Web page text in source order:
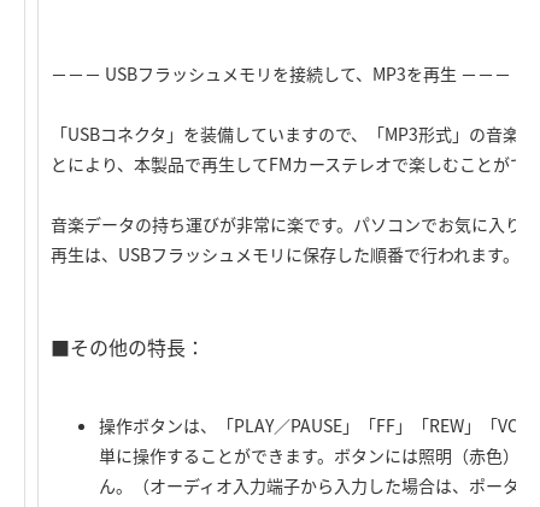
－－－ USBフラッシュメモリを接続して、MP3を再生 －－－
「USBコネクタ」を装備していますので、「MP3形式」の音楽
とにより、本製品で再生してFMカーステレオで楽しむことがで
音楽データの持ち運びが非常に楽です。パソコンでお気に入り
再生は、USBフラッシュメモリに保存した順番で行われます。
■その他の特長：
操作ボタンは、「PLAY／PAUSE」「FF」「REW」「
単に操作することができます。ボタンには照明（赤色）
ん。（オーディオ入力端子から入力した場合は、ポータ